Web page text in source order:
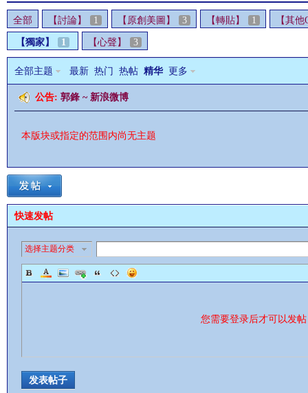
全部 【討論】 1 【原創美圖】 3 【轉貼】 1 【其他
【獨家】 1 【心聲】 3
全部主题 最新 热门 热帖 精华 更多
公告: 郭鋒 ~ 新浪微博
本版块或指定的范围内尚无主题
快速发帖
选择主题分类
您需要登录后才可以发
发表帖子